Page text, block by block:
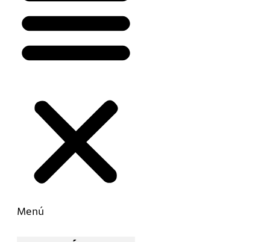
Menú